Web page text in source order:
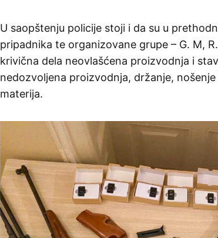
U saopštenju policije stoji i da su u
pripadnika te organizovane grupe – G. M,
krivična dela neovlašćena proizvodnja i
nedozvoljena proizvodnja, držanje,
materija.